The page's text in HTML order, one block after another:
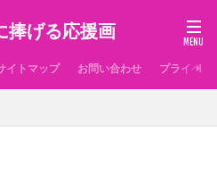
捧げる応援画
イトマップ お問い合わせ プライベー